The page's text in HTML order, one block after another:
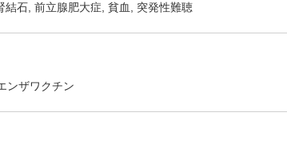
結石 前立腺肥大症 貧血 突発性難聴
ンザワクチン